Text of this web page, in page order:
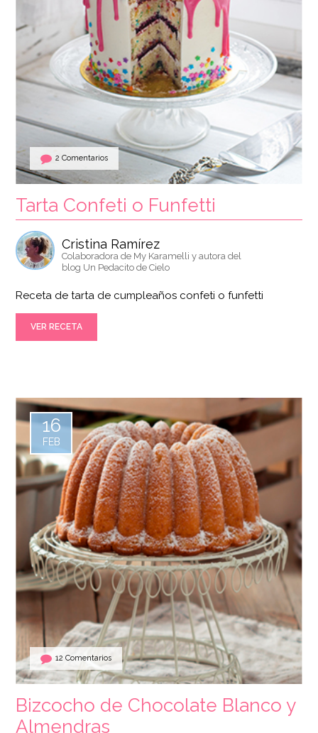
2 Comentarios
Tarta Confeti o Funfetti
Cristina Ramírez
Colaboradora de My Karamelli y autora del
blog Un Pedacito de Cielo
Receta de tarta de cumpleaños confeti o funfetti
VER RECETA
12 Comentarios
16
FEB
Bizcocho de Chocolate Blanco y
Almendras